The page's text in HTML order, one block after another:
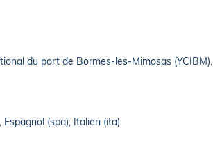
du port de Bormes-les-Mimosas (YCIBM),
(spa), Italien (ita)